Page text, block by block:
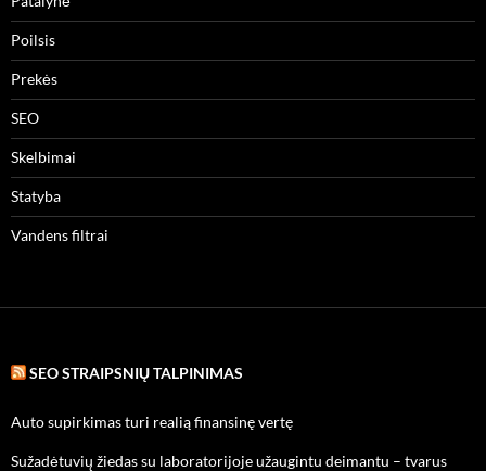
Poilsis
Prekės
SEO
Skelbimai
Statyba
Vandens filtrai
SEO STRAIPSNIŲ TALPINIMAS
Auto supirkimas turi realią finansinę vertę
Sužadėtuvių žiedas su laboratorijoje užaugintu deimantu – tvarus